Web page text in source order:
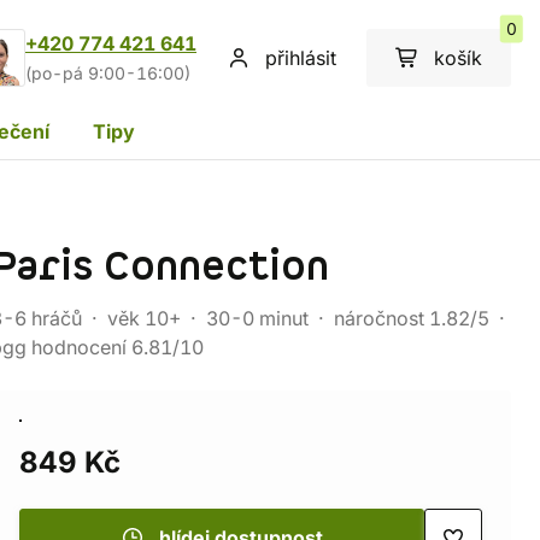
+420 774 421 641
(po-pá 9:00-16:00)
přihlásit košík
0
Tipy
Connection
6 hráčů věk 10+ 30-0 minut
náročnost 1.82/5
hodnocení 6.81/10
849 Kč